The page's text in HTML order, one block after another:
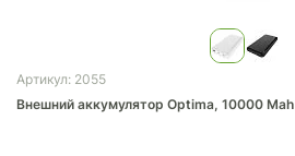
Артикул: 2055
Внешний аккумулятор Optima, 10000 Mah